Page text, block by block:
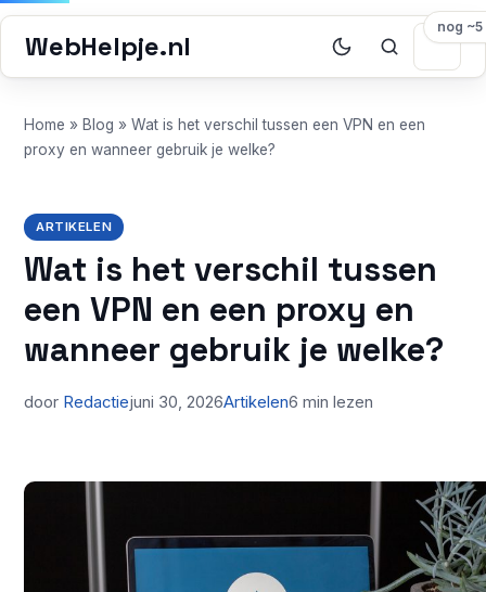
WebHelpje.nl
Home » Blog » Wat is het verschil tussen een VPN en een
proxy en wanneer gebruik je welke?
ARTIKELEN
Wat is het verschil tussen
een VPN en een proxy en
wanneer gebruik je welke?
door Redactiejuni 30, 2026Artikelen6 min lezen
nog ~5